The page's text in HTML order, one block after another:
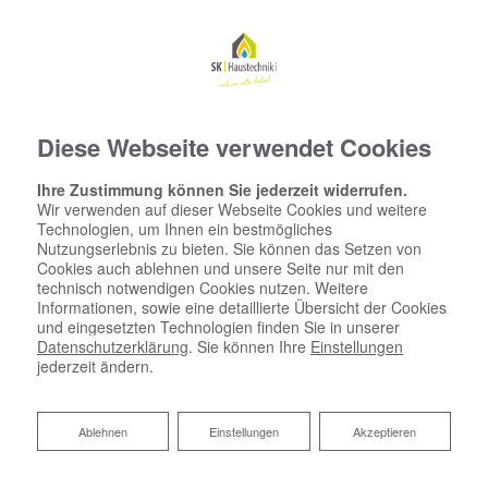
Startseite»Bad»Badinspiration & Musterbäder»Luxus-Bad 8,2 ㎡
Diese Webseite verwendet Cookies
Ihre Zustimmung können Sie jederzeit widerrufen.
Wir verwenden auf dieser Webseite Cookies und weitere
Technologien, um Ihnen ein bestmögliches
Nutzungserlebnis zu bieten. Sie können das Setzen von
Cookies auch ablehnen und unsere Seite nur mit den
technisch notwendigen Cookies nutzen. Weitere
Informationen, sowie eine detaillierte Übersicht der Cookies
und eingesetzten Technologien finden Sie in unserer
Datenschutzerklärung. Sie können Ihre Einstellungen
jederzeit ändern.
Akzeptieren
Einstellungen
Ablehnen
Ablehnen